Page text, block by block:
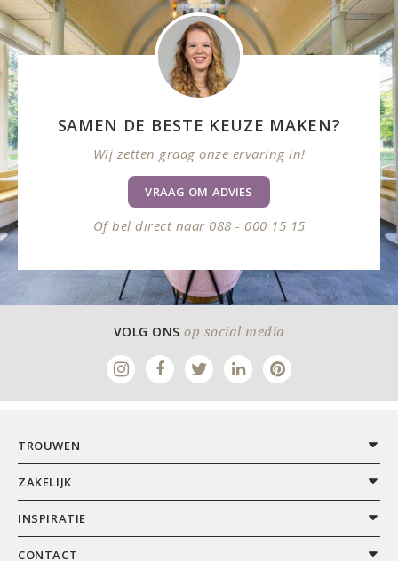
SAMEN DE BESTE KEUZE MAKEN?
Wij zetten graag onze ervaring in!
VRAAG OM ADVIES
Of bel direct naar 088 - 000 15 15
VOLG ONS op social media
TROUWEN
ZAKELIJK
INSPIRATIE
CONTACT